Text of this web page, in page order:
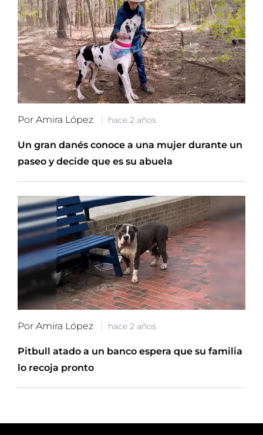
Por Amira López hace 2 años
Un gran danés conoce a una mujer durante un
paseo y decide que es su abuela
Por Amira López hace 2 años
Pitbull atado a un banco espera que su familia
lo recoja pronto